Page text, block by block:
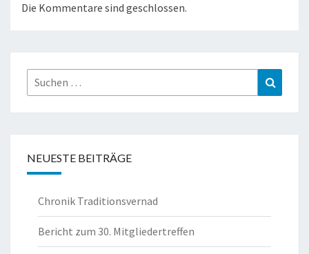
Die Kommentare sind geschlossen.
Suche
nach:
NEUESTE BEITRÄGE
Chronik Traditionsvernad
Bericht zum 30. Mitgliedertreffen